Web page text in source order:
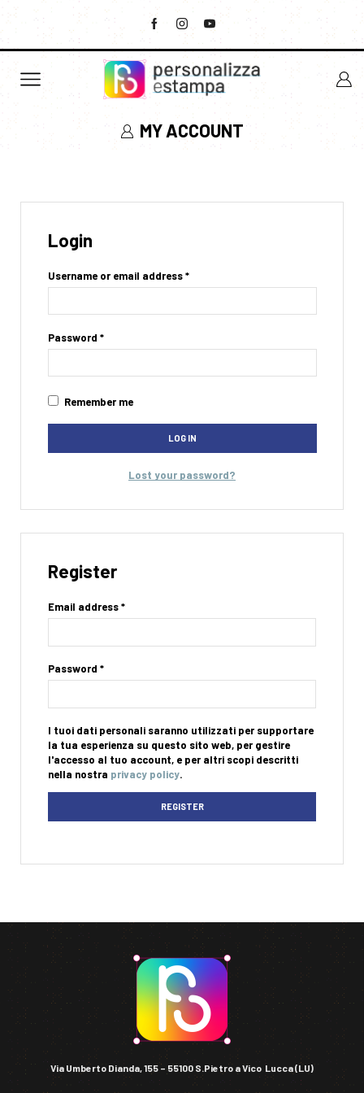
MY ACCOUNT
Login
Username or email address*
Password *
Remember me
LOG IN
Lost your password?
Register
Email address*
Password*
I tuoi dati personali saranno utilizzati per supportare
la tua esperienza su questo sito web, per gestire
l'accesso al tuo account, e per altri scopi descritti
nella nostra privacy policy.
REGISTER
Via Umberto Dianda, 155 – 55100 S.Pietro a Vico Lucca (LU)